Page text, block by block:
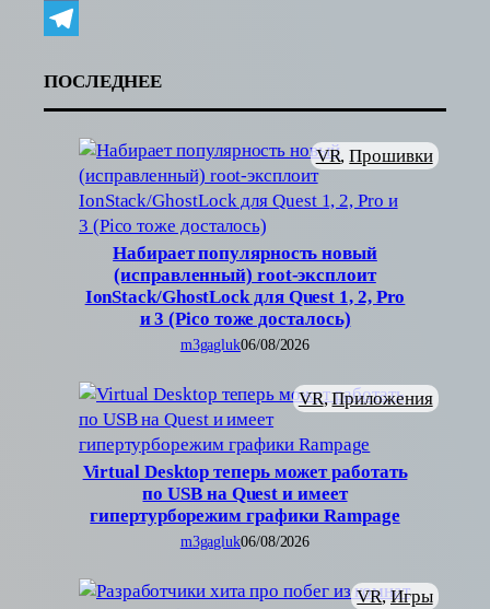
Link
VK
ПОСЛЕДНЕЕ
Набирает популярность новый
(исправленный) root-эксплоит
IonStack/GhostLock для Quest 1, 2, Pro
и 3 (Pico тоже досталось)
VR, Прошивки
m3gagluk06/08/2026
Virtual Desktop теперь может работать
по USB на Quest и имеет
гипертурборежим графики Rampage
VR, Приложения
m3gagluk06/08/2026
VR, Игры